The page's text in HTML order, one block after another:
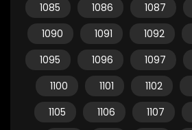
1085
1086 1087
1090
1091 1092
1095
1096 1097
1100
1101 1102
1105
1106 1107